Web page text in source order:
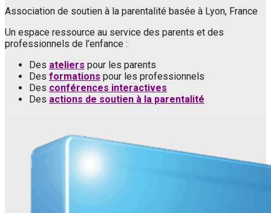
Association de soutien à la parentalité basée à Lyon, France
Un espace ressource au service des parents et des
professionnels de l’enfance :
Des ateliers pour les parents
Des formations pour les professionnels
Des conférences interactives
Des actions de soutien à la parentalité